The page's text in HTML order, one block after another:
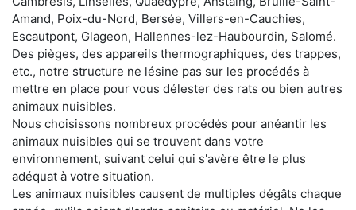
Amand, Poix-du-Nord, Bersée, Villers-en-Cauchies,
Escautpont, Glageon, Hallennes-lez-Haubourdin, Salomé.
Des pièges, des appareils thermographiques, des trappes,
etc., notre structure ne lésine pas sur les procédés à
mettre en place pour vous délester des rats ou bien autres
animaux nuisibles.
Nous choisissons nombreux procédés pour anéantir les
animaux nuisibles qui se trouvent dans votre
environnement, suivant celui qui s'avère être le plus
adéquat à votre situation.
Les animaux nuisibles causent de multiples dégâts chaque